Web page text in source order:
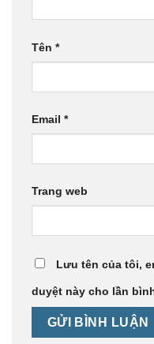
Tên *
Email *
Trang web
Lưu tên của tôi,
duyệt này cho lần